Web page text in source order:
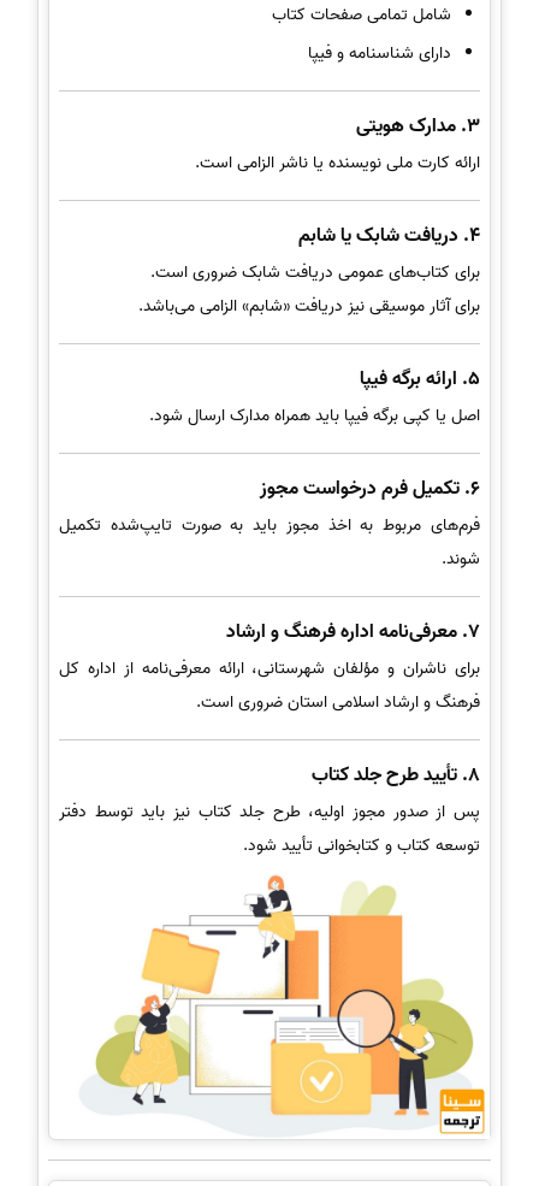
شامل تمامی صفحات کتاب
دارای شناسنامه و فیپا
3. مدارک هویتی
ارائه کارت ملی نویسنده یا ناشر الزامی است.
4. دریافت شابک یا شابم
برای کتاب‌های عمومی دریافت شابک ضروری است.
برای آثار موسیقی نیز دریافت «شابم» الزامی می‌باشد.
5. ارائه برگه فیپا
اصل یا کپی برگه فیپا باید همراه مدارک ارسال شود.
6. تکمیل فرم درخواست مجوز
فرم‌های مربوط به اخذ مجوز باید به صورت تایپ‌شده تکمیل
شوند.
7. معرفی‌نامه اداره فرهنگ و ارشاد
برای ناشران و مؤلفان شهرستانی، ارائه معرفی‌نامه از اداره کل
فرهنگ و ارشاد اسلامی استان ضروری است.
8. تأیید طرح جلد کتاب
پس از صدور مجوز اولیه، طرح جلد کتاب نیز باید توسط دفتر
توسعه کتاب و کتابخوانی تأیید شود.